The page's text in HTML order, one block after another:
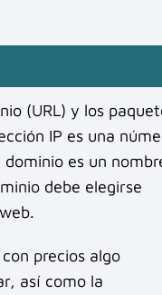
(URL) y los
IP es una
es un
debe elegirse
precios algo
así como la